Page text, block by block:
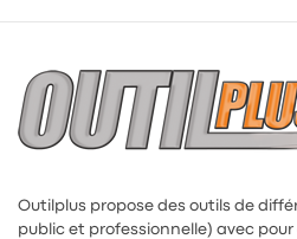
Outilplus propose des outils de
public et professionnelle) avec